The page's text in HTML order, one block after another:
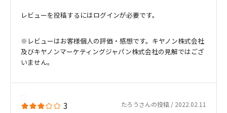
レビューを投稿するにはログインが必要です。
※レビューはお客様個人の評価・感想です。キヤノン株式会社
及びキヤノンマーケティングジャパン株式会社の見解ではござ
いません。
3 たろうさんの投稿 / 2022.02.11